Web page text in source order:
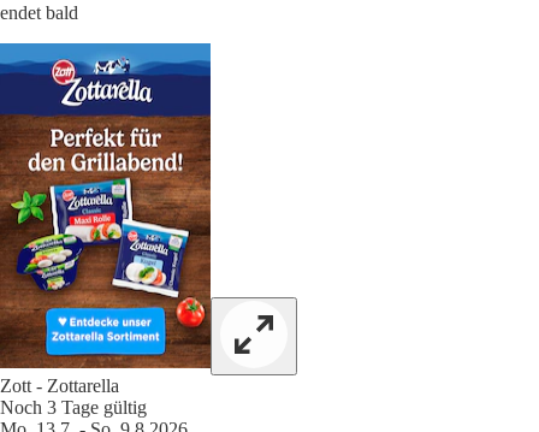
endet bald
Zott - Zottarella
Noch 3 Tage gültig